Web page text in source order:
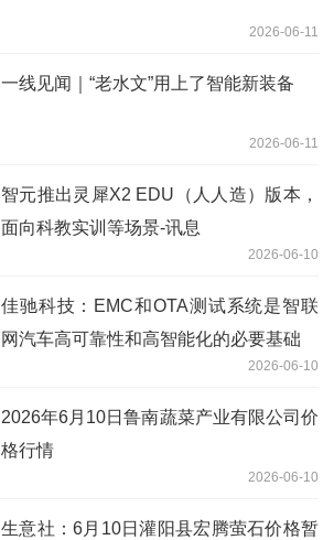
2026-06-11
一线见闻｜“老水文”用上了智能新装备
2026-06-11
智元推出灵犀X2 EDU（人人造）版本，
面向科教实训等场景-讯息
2026-06-10
佳驰科技：EMC和OTA测试系统是智联
网汽车高可靠性和高智能化的必要基础
2026-06-10
2026年6月10日鲁南蔬菜产业有限公司价
格行情
2026-06-10
生意社：6月10日灌阳县宏腾萤石价格暂